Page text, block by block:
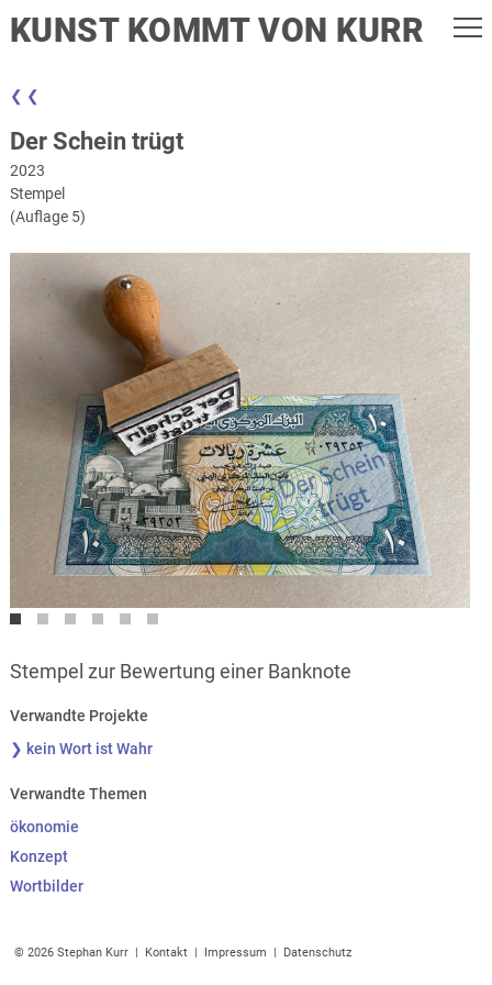
KUNST KOMMT VON KURR
❮ ❮
Der Schein trügt
2023
Stempel
(Auflage 5)
Stempel zur Bewertung einer Banknote
Verwandte Projekte
❯ kein Wort ist Wahr
Verwandte Themen
ökonomie
Konzept
Wortbilder
© 2026 Stephan Kurr | Kontakt | Impressum | Datenschutz